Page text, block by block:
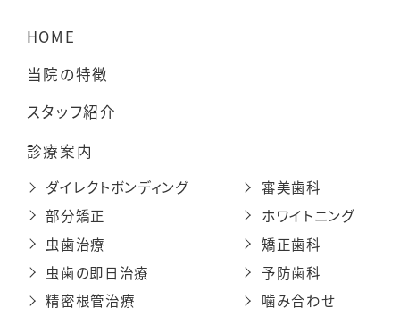
HOME
当院の特徴
スタッフ紹介
診療案内
ダイレクトボンディング
部分矯正
虫歯治療
虫歯の即日治療
精密根管治療
審美歯科
ホワイトニング
矯正歯科
予防歯科
噛み合わせ